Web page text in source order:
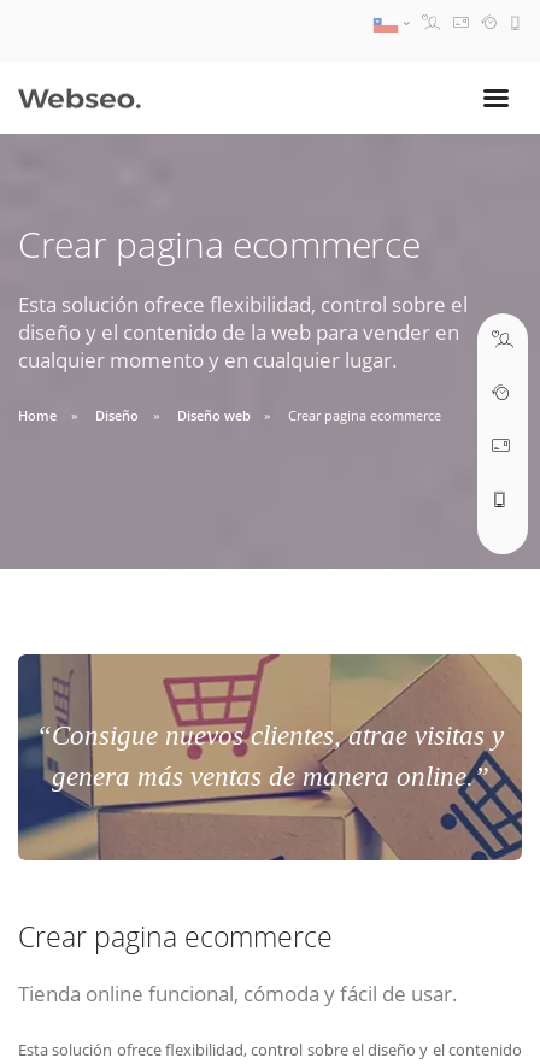
Crear pagina ecommerce
Esta solución ofrece flexibilidad, control sobre el
diseño y el contenido de la web para vender en
cualquier momento y en cualquier lugar.
Home Diseño Diseño web Crear pagina ecommerce
“Consigue nuevos clientes, atrae visitas y
genera más ventas de manera online.”
Crear pagina ecommerce
Tienda online funcional, cómoda y fácil de usar.
Esta solución ofrece flexibilidad, control sobre el diseño y el contenido
09:30 AM A 18:30 PM
soporte@webseo.cl
ABRIR TICKET